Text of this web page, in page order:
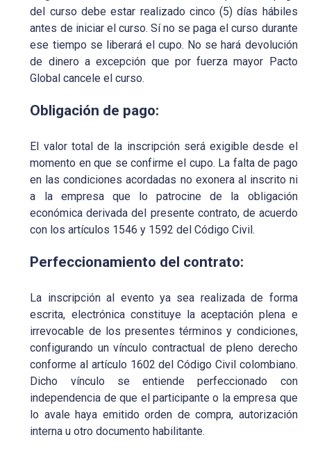
del curso debe estar realizado cinco (5) días hábiles
antes de iniciar el curso. Sí no se paga el curso durante
ese tiempo se liberará el cupo. No se hará devolución
de dinero a excepción que por fuerza mayor Pacto
Global cancele el curso.
Obligación de pago:
El valor total de la inscripción será exigible desde el
momento en que se confirme el cupo. La falta de pago
en las condiciones acordadas no exonera al inscrito ni
a la empresa que lo patrocine de la obligación
económica derivada del presente contrato, de acuerdo
con los artículos 1546 y 1592 del Código Civil.
Perfeccionamiento del contrato:
La inscripción al evento ya sea realizada de forma
escrita, electrónica constituye la aceptación plena e
irrevocable de los presentes términos y condiciones,
configurando un vínculo contractual de pleno derecho
conforme al artículo 1602 del Código Civil colombiano.
Dicho vínculo se entiende perfeccionado con
independencia de que el participante o la empresa que
lo avale haya emitido orden de compra, autorización
interna u otro documento habilitante.